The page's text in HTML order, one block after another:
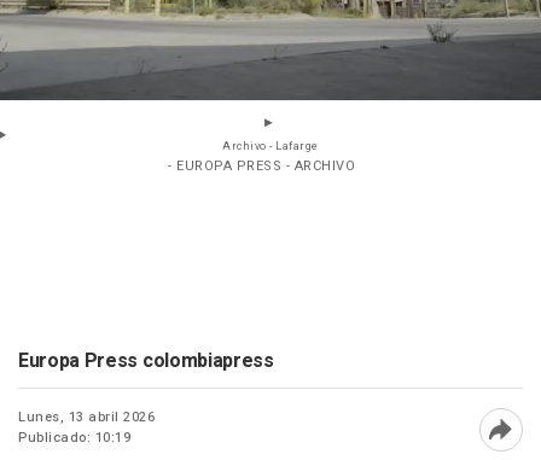
Archivo - Lafarge
- EUROPA PRESS - ARCHIVO
Europa Press colombiapress
Lunes, 13 abril 2026
Publicado: 10:19